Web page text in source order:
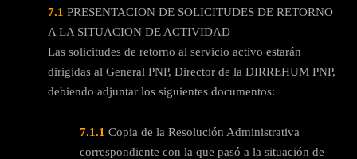
7.1 PRESENTACION DE SOLICITUDES DE RETORNO
A LA SITUACION DE ACTIVIDAD
Las solicitudes de retorno al servicio activo estarán
dirigidas al General PNP, Director de la DIRREHUM PNP,
debiendo adjuntar los siguientes documentos:
7.1.1 Copia de la Resolución Administrativa
correspondiente con la que pasó a la situación de